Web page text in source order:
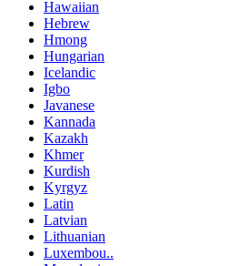
Hawaiian
Hebrew
Hmong
Hungarian
Icelandic
Igbo
Javanese
Kannada
Kazakh
Khmer
Kurdish
Kyrgyz
Latin
Latvian
Lithuanian
Luxembou..